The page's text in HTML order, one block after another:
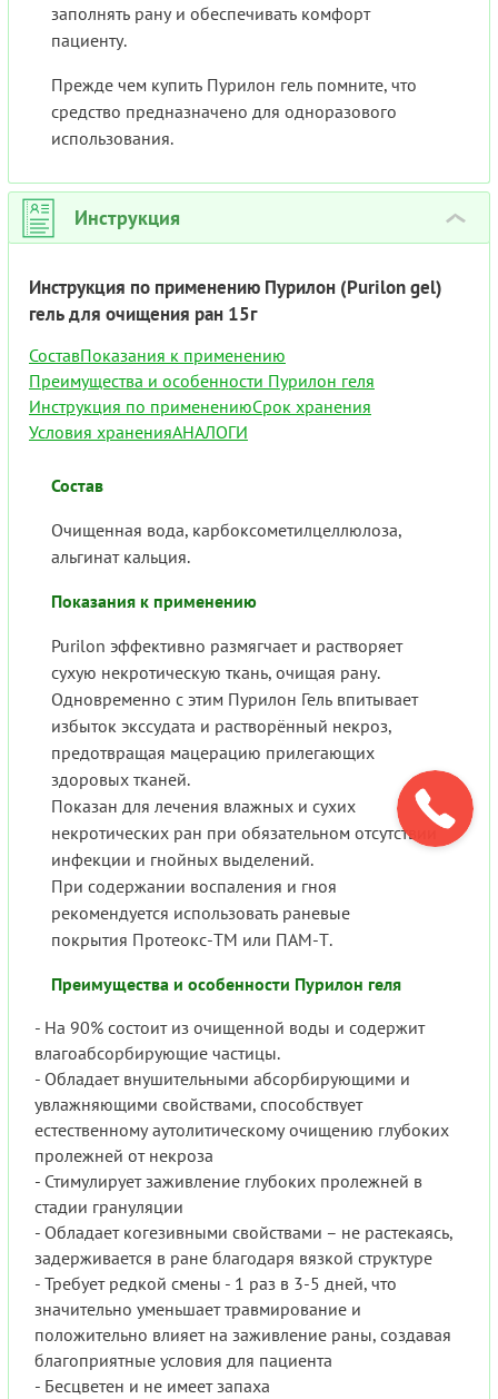
заполнять рану и обеспечивать комфорт
пациенту.
Прежде чем купить Пурилон гель помните, что
средство предназначено для одноразового
использования.
Инструкция ›
Инструкция по применению Пурилон (Purilon gel)
гель для очищения ран 15г
СоставПоказания к применению
Преимущества и особенности Пурилон геля
Инструкция по применениюСрок хранения
Условия храненияАНАЛОГИ
Состав
Очищенная вода, карбоксометилцеллюлоза,
альгинат кальция.
Показания к применению
Purilon эффективно размягчает и растворяет
сухую некротическую ткань, очищая рану.
Одновременно с этим Пурилон Гель впитывает
избыток экссудата и растворённый некроз,
предотвращая мацерацию прилегающих
здоровых тканей.
Показан для лечения влажных и сухих
некротических ран при обязательном отсутствии
инфекции и гнойных выделений.
При содержании воспаления и гноя
рекомендуется использовать раневые
покрытия Протеокс-ТМ или ПАМ-Т.
Преимущества и особенности Пурилон геля
- На 90% состоит из очищенной воды и содержит
влагоабсорбирующие частицы.
- Обладает внушительными абсорбирующими и
увлажняющими свойствами, способствует
естественному аутолитическому очищению глубоких
пролежней от некроза
- Стимулирует заживление глубоких пролежней в
стадии грануляции
- Обладает когезивными свойствами – не растекаясь,
задерживается в ране благодаря вязкой структуре
- Требует редкой смены - 1 раз в 3-5 дней, что
значительно уменьшает травмирование и
положительно влияет на заживление раны, создавая
благоприятные условия для пациента
- Бесцветен и не имеет запаха